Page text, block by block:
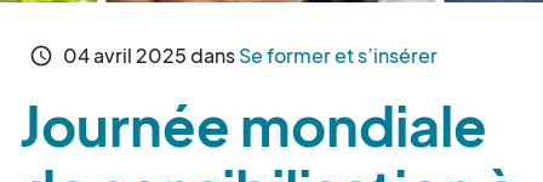
schedule 04avril 2025dansSe former et s’insérer
Journée mondiale